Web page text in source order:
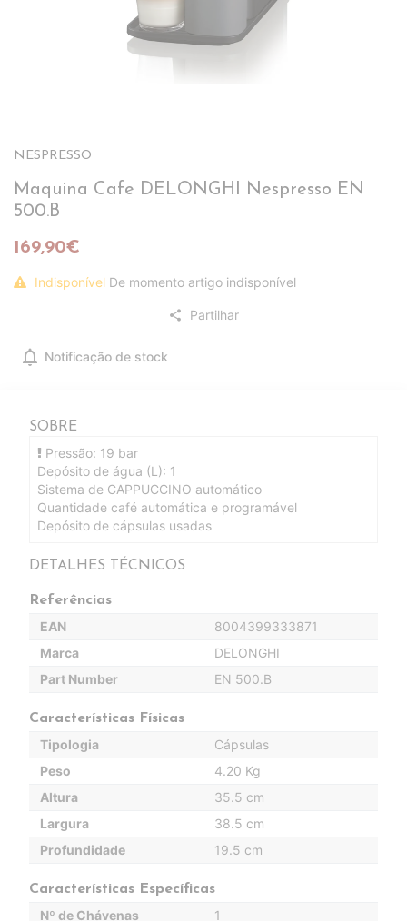
NESPRESSO
Maquina Cafe DELONGHI Nespresso EN
500.B
169,90€
Indisponível De momento artigo indisponível
share Partilhar
notifications Notificação de stock
SOBRE
Pressão: 19 bar
Depósito de água (L): 1
Sistema de CAPPUCCINO automático
Quantidade café automática e programável
Depósito de cápsulas usadas
DETALHES TÉCNICOS
Referências
EAN
8004399333871
Marca
DELONGHI
Part Number
EN 500.B
Características Físicas
Tipologia
Cápsulas
Peso
4.20 Kg
Altura
35.5 cm
Largura
38.5 cm
Profundidade
19.5 cm
Características Específicas
Nº de Chávenas
1